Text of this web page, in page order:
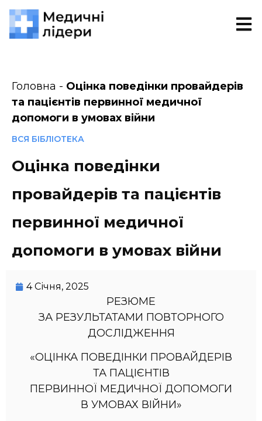
Головна - Оцінка поведінки провайдерів
та пацієнтів первинної медичної
допомоги в умовах війни
ВСЯ БІБЛІОТЕКА
Оцінка поведінки
провайдерів та пацієнтів
первинної медичної
допомоги в умовах війни
4 Січня, 2025
РЕЗЮМЕ
ЗА РЕЗУЛЬТАТАМИ ПОВТОРНОГО
ДОСЛІДЖЕННЯ
«ОЦІНКА ПОВЕДІНКИ ПРОВАЙДЕРІВ
ТА ПАЦІЄНТІВ
ПЕРВИННОЇ МЕДИЧНОЇ ДОПОМОГИ
В УМОВАХ ВІЙНИ»